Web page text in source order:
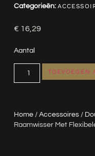
Home/ Accessoires/
Raamwisser Met
Categorieën:
€ 16,29
Aantal
TOEVOEGEN